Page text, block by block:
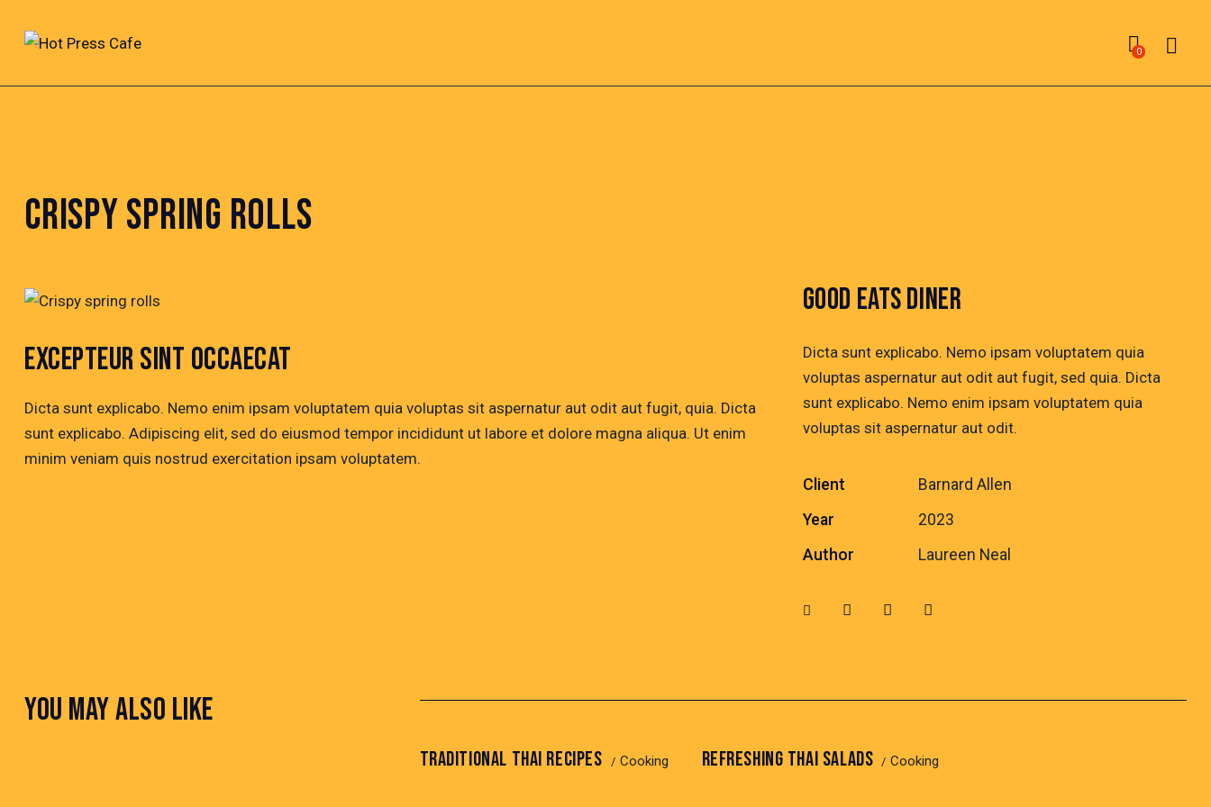
0
CRISPY SPRING ROLLS
EXCEPTEUR SINT OCCAECAT
Dicta sunt explicabo. Nemo enim ipsam voluptatem quia voluptas sit aspernatur aut odit aut fugit, quia. Dicta
sunt explicabo. Adipiscing elit, sed do eiusmod tempor incididunt ut labore et dolore magna aliqua. Ut enim
minim veniam quis nostrud exercitation ipsam voluptatem.
GOOD EATS DINER
Dicta sunt explicabo. Nemo ipsam voluptatem quia
voluptas aspernatur aut odit aut fugit, sed quia. Dicta
sunt explicabo. Nemo enim ipsam voluptatem quia
voluptas sit aspernatur aut odit.
Client
Barnard Allen
Year
2023
Author
Laureen Neal
YOU MAY ALSO LIKE
Cooking
TRADITIONAL THAI RECIPES Cooking
REFRESHING THAI SALADS